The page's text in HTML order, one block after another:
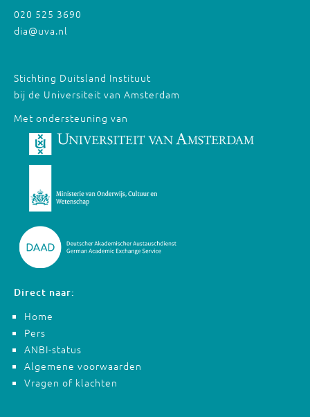
020 525 3690
dia@uva.nl
Stichting Duitsland Instituut
bij de Universiteit van Amsterdam
Met ondersteuning van
Direct naar:
Home
Pers
ANBI-status
Algemene voorwaarden
Vragen of klachten